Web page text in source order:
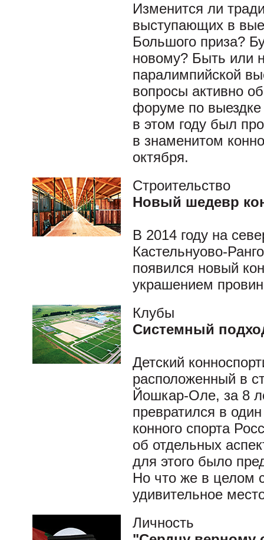
Изменится ли
выступающих в
Большого приза?
новому? Быть или
паралимпийской
вопросы активно
форуме по
в этом году был
в знаменитом
октября.
Строительство
Новый шедевр
В 2014 году на
Кастельнуово-
появился новый
украшением
Клубы
Системный
Детский
расположенный в
Йошкар-Оле, за 8
превратился в
конного спорта
об отдельных
для этого было
Но что же в целом
удивительное
Личность